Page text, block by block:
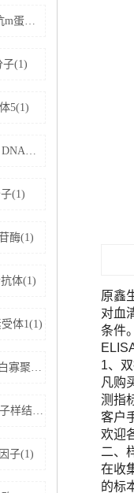
b型链球菌抗m蛋白抗体(1)
子(1)
5(1)
磷酸化TAR DNA结合蛋白43(1)
(1)
酶(1)
体(1)
体1(1)
β-淀粉样蛋白寡聚体(1)
表皮生长因子样结构域蛋白7(1)
子(1)
原鑫
对血
条件
1、
凡购
测指
客户
欢迎
二、
在收
的标